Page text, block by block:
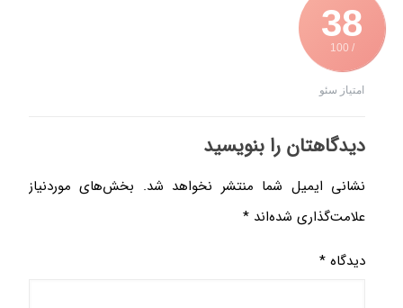
38
/ 100
امتیاز سئو
دیدگاهتان را بنویسید
نشانی ایمیل شما منتشر نخواهد شد.
بخش‌های موردنیاز
علامت‌گذاری شده‌اند *
دیدگاه*